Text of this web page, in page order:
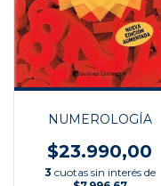
NUMEROLOGÍA
$23.990,00
3 cuotas sin interés de